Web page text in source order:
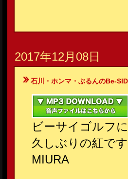
2017年12月08日
石川・ホンマ・ぶるんのBe-
ビーサイゴルフ
久しぶりの紅で
MIURA